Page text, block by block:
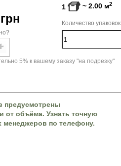
1 ~ 2.00 м2
Количество упаковок
5% к вашему заказу "на подрезку"
предусмотрены
от объёма. Узнать точную
менеджеров по телефону.